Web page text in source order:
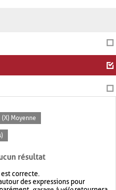
(X) Moyenne
résultat
correcte.
des expressions pour